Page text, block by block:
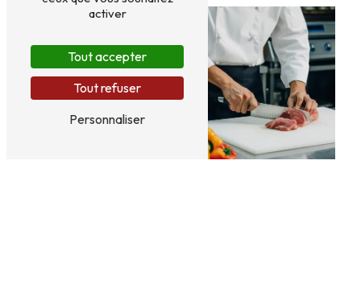
activer
Tout accepter
Tout refuser
Personnaliser